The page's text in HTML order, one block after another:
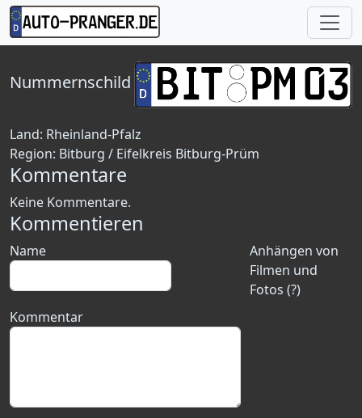
Nummernschild
Land: Rheinland-Pfalz
Region: Bitburg / Eifelkreis Bitburg-Prüm
Kommentare
Keine Kommentare.
Kommentieren
Anhängen von
Filmen und
Fotos (?)
Name
Kommentar